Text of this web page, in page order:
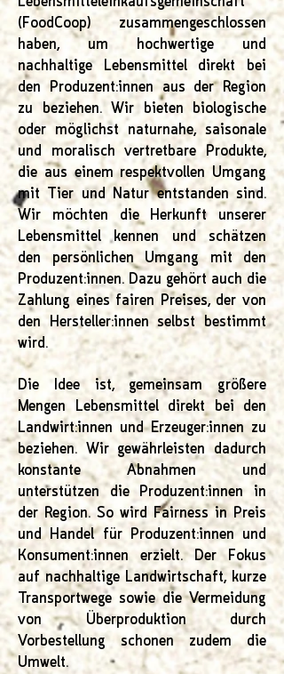
(FoodCoop) zusammengeschlossen
haben, um hochwertige und
nachhaltige Lebensmittel direkt bei
den Produzent:innen aus der Region
zu beziehen. Wir bieten biologische
oder möglichst naturnahe, saisonale
und moralisch vertretbare Produkte,
die aus einem respektvollen Umgang
mit Tier und Natur entstanden sind.
Wir möchten die Herkunft unserer
Lebensmittel kennen und schätzen
den persönlichen Umgang mit den
Produzent:innen. Dazu gehört auch die
Zahlung eines fairen Preises, der von
den Hersteller:innen selbst bestimmt
wird.
Die Idee ist, gemeinsam größere
Mengen Lebensmittel direkt bei den
Landwirt:innen und Erzeuger:innen zu
beziehen. Wir gewährleisten dadurch
konstante Abnahmen und
unterstützen die Produzent:innen in
der Region. So wird Fairness in Preis
und Handel für Produzent:innen und
Konsument:innen erzielt. Der Fokus
auf nachhaltige Landwirtschaft, kurze
Transportwege sowie die Vermeidung
von Überproduktion durch
Vorbestellung schonen zudem die
Umwelt.